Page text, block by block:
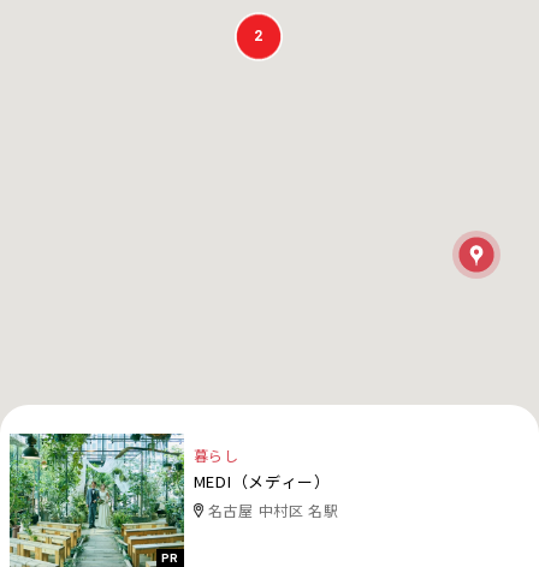
PR
暮らし
MEDI（メディー）
名古屋 中村区 名駅
2